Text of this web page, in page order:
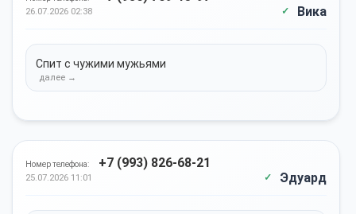
26.07.2026 02:38 Вика
Спит с чужими мужьями
Номер телефона: +7 (993) 826-68-21
25.07.2026 11:01 Эдуард